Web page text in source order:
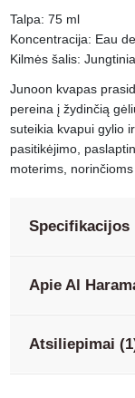
Talpa: 75 ml
Koncentracija: Eau
Kilmės šalis:
Junoon kvapas
pereina į žydinčią
suteikia kvapui gylio
pasitikėjimo,
moterims,
Specifikacijos
Apie Al
Atsiliepimai